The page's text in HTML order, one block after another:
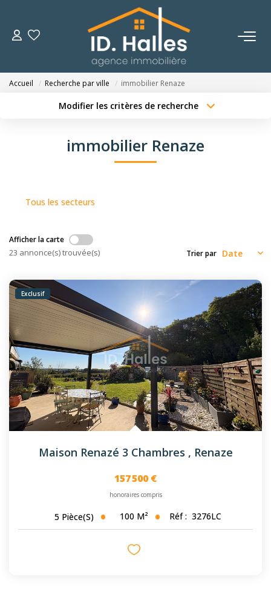
VENTES
Accueil Recherche par ville immobilier Renaze
Modifier les critères de recherche
Sélectionnez...
Surface min
immobilier Renaze
Tous les secteurs
Afficher la carte
23 annonce(s) trouvée(s) Trier par
Exclusif
Maison Renazé 3 Chambres , Renaze
157 500 €
honoraires compris
5 Pièce(s) 100 M² Réf : 3276LC